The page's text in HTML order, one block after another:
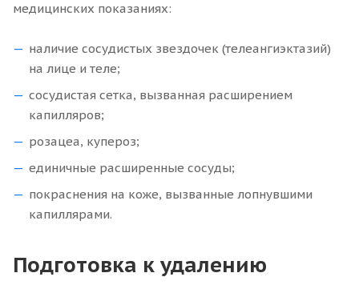
медицинских показаниях:
наличие сосудистых звездочек (телеангиэктазий)
на лице и теле;
сосудистая сетка, вызванная расширением
капилляров;
розацеа, купероз;
единичные расширенные сосуды;
покраснения на коже, вызванные лопнувшими
капиллярами.
Подготовка к удалению